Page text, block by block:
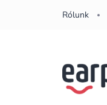
Rólunk